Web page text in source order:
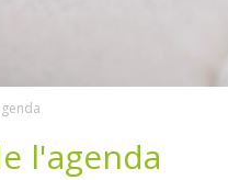
l'agenda